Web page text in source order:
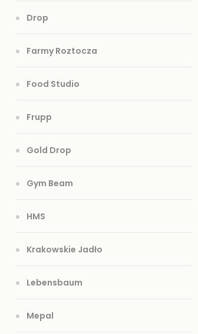
Drop
Farmy Roztocza
Food Studio
Frupp
Gold Drop
Gym Beam
HMS
Krakowskie Jadło
Lebensbaum
Mepal